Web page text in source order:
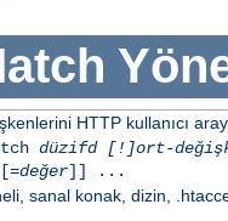
HTTP kullanıcı
düzifd [!]ort-
[=değer]] ...
sanal konak, dizin,